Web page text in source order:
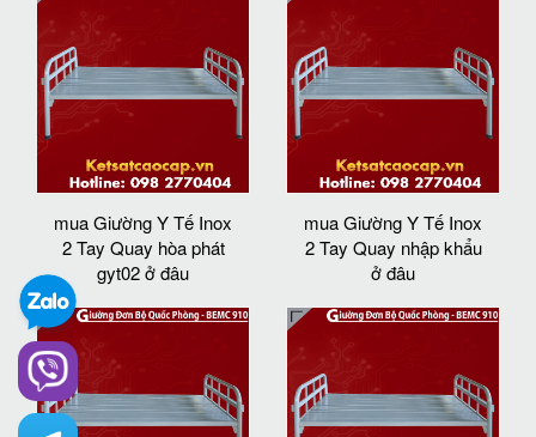
mua Giường Y Tế Inox
2 Tay Quay hòa phát
gyt02 ở đâu
mua Giường Y Tế Inox
2 Tay Quay nhập khẩu
ở đâu